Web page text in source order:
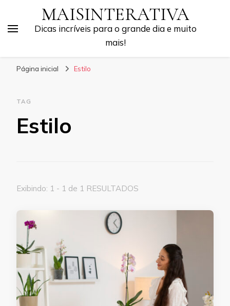
MAISINTERATIVA
Dicas incríveis para o grande dia e muito
mais!
Página inicial Estilo
TAG
Estilo
Exibindo: 1 - 1 de 1 RESULTADOS